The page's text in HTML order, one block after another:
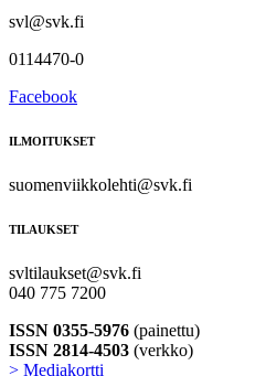
svl@svk.fi
0114470-0
Facebook
ILMOITUKSET
suomenviikkolehti@svk.fi
TILAUKSET
svltilaukset@svk.fi
040 775 7200
ISSN 0355-5976 (painettu)
ISSN 2814-4503 (verkko)
> Mediakortti